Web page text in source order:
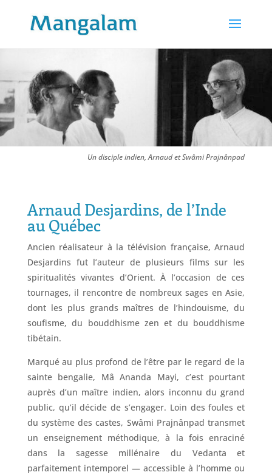
Un disciple indien, Arnaud et Swâmi Prajnânpad
Arnaud Desjardins, de l’Inde
au Québec
Ancien réalisateur à la télévision française, Arnaud
Desjardins fut l’auteur de plusieurs films sur les
spiritualités vivantes d’Orient. À l’occasion de ces
tournages, il rencontre de nombreux sages en Asie,
dont les plus grands maîtres de l’hindouisme, du
soufisme, du bouddhisme zen et du bouddhisme
tibétain.
Marqué au plus profond de l’être par le regard de la
sainte bengalie, Mâ Ananda Mayi, c’est pourtant
auprès d’un maître indien, alors inconnu du grand
public, qu’il décide de s’engager. Loin des foules et
du système des castes, Swâmi Prajnânpad transmet
un enseignement méthodique, à la fois enraciné
dans la sagesse millénaire du Vedanta et
parfaitement intemporel — accessible à l’homme ou